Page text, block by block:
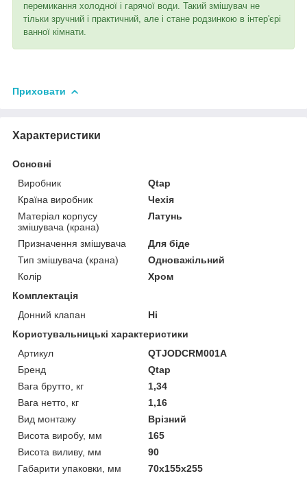
перемикання холодної і гарячої води. Такий змішувач не
тільки зручний і практичний, але і стане родзинкою в інтер'єрі
ванної кімнати.
Приховати
Характеристики
Основні
Виробник
Qtap
Країна виробник
Чехія
Матеріал корпусу
змішувача (крана)
Латунь
Призначення змішувача
Для біде
Тип змішувача (крана)
Одноважільний
Колір
Хром
Комплектація
Донний клапан
Ні
Користувальницькі характеристики
Артикул
QTJODCRM001A
Бренд
Qtap
Вага брутто, кг
1,34
Вага нетто, кг
1,16
Вид монтажу
Врізний
Висота виробу, мм
165
Висота виливу, мм
90
Габарити упаковки, мм
70x155x255